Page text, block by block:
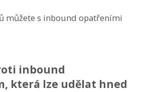
můžete s inbound opatřeními
inbound
která lze udělat hned